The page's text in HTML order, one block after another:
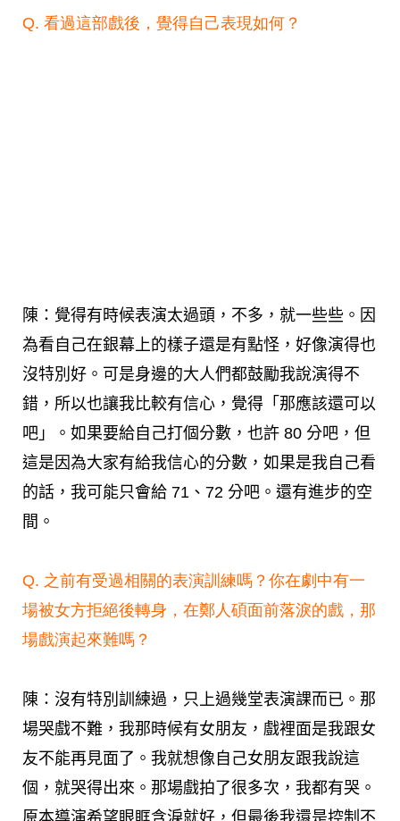
Q. 看過這部戲後，覺得自己表現如何？
陳：覺得有時候表演太過頭，不多，就一些些。因
為看自己在銀幕上的樣子還是有點怪，好像演得也
沒特別好。可是身邊的大人們都鼓勵我說演得不
錯，所以也讓我比較有信心，覺得「那應該還可以
吧」。如果要給自己打個分數，也許 80 分吧，但
這是因為大家有給我信心的分數，如果是我自己看
的話，我可能只會給 71、72 分吧。還有進步的空
間。
Q. 之前有受過相關的表演訓練嗎？你在劇中有一
場被女方拒絕後轉身，在鄭人碩面前落淚的戲，那
場戲演起來難嗎？
陳：沒有特別訓練過，只上過幾堂表演課而已。那
場哭戲不難，我那時候有女朋友，戲裡面是我跟女
友不能再見面了。我就想像自己女朋友跟我說這
個，就哭得出來。那場戲拍了很多次，我都有哭。
原本導演希望眼眶含淚就好，但最後我還是控制不